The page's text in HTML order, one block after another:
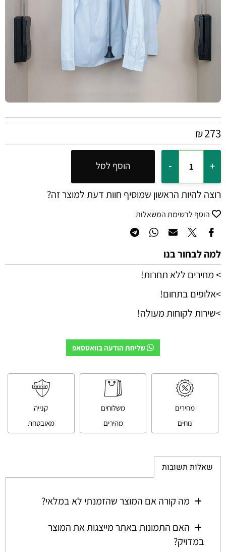
₪273
הוסף לסל
רוצה להיות הראשון שמוסיף חוות דעת למוצר זה?
הוסף לרשימת המשאלות
למה לבחור בנו
> מחירים ללא תחרות!
>אלופים בתחום!
>שירות לקוחות מעולה!
שליחת הודעה בוואטסאפ
מחירים
נוחים
משלוחים
מהירים
קנייה
מאובטחת
שאלות תשובות
מה קורה אם המוצר שהזמנתי לא במלאי?
האם התמונות באתר מייצגות את המוצר
במדויק?